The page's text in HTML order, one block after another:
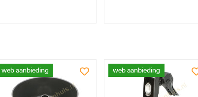
web aanbieding web aanbieding